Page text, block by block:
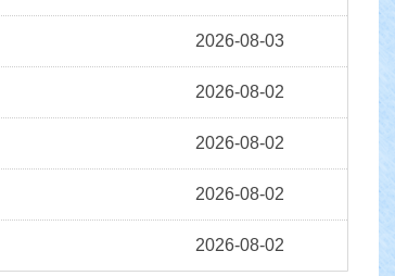
2026-08-03
2026-08-02
2026-08-02
2026-08-02
2026-08-02